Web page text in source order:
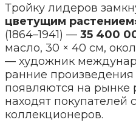
Тройку лидеров
цветущим
(1864–1941) — 35 400
масло, 30 × 40 см,
— художник
ранние произведения
появляются на рынке
находят покупателей
коллекционеров.